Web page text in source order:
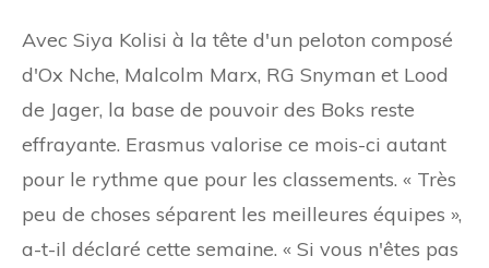
Avec Siya Kolisi à la tête d'un peloton composé
d'Ox Nche, Malcolm Marx, RG Snyman et Lood
de Jager, la base de pouvoir des Boks reste
effrayante. Erasmus valorise ce mois-ci autant
pour le rythme que pour les classements. « Très
peu de choses séparent les meilleures équipes »,
a-t-il déclaré cette semaine. « Si vous n'êtes pas